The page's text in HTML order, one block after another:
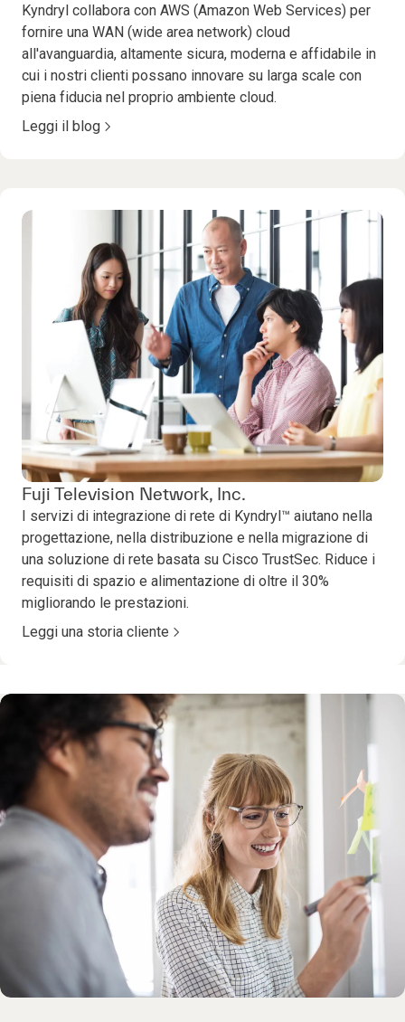
Kyndryl collabora con AWS (Amazon Web Services) per
fornire una WAN (wide area network) cloud
all'avanguardia, altamente sicura, moderna e affidabile in
cui i nostri clienti possano innovare su larga scale con
piena fiducia nel proprio ambiente cloud.
Leggi il blog
Fuji Television Network, Inc.
I servizi di integrazione di rete di Kyndryl™ aiutano nella
progettazione, nella distribuzione e nella migrazione di
una soluzione di rete basata su Cisco TrustSec. Riduce i
requisiti di spazio e alimentazione di oltre il 30%
migliorando le prestazioni.
Leggi una storia cliente